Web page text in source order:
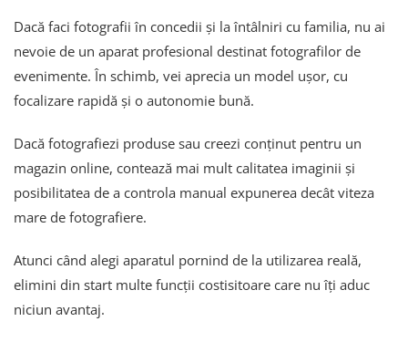
Dacă faci fotografii în concedii și la întâlniri cu familia, nu ai
nevoie de un aparat profesional destinat fotografilor de
evenimente. În schimb, vei aprecia un model ușor, cu
focalizare rapidă și o autonomie bună.
Dacă fotografiezi produse sau creezi conținut pentru un
magazin online, contează mai mult calitatea imaginii și
posibilitatea de a controla manual expunerea decât viteza
mare de fotografiere.
Atunci când alegi aparatul pornind de la utilizarea reală,
elimini din start multe funcții costisitoare care nu îți aduc
niciun avantaj.